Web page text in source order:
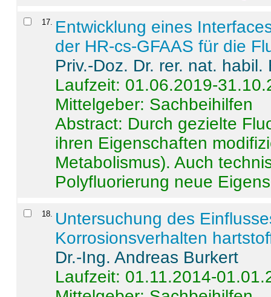
17
Entwicklung eines
der HR-cs-GFAAS für die
Priv.-Doz. Dr. rer. nat.
Laufzeit: 01.06.2019-
Mittelgeber: Sachbeihilfen
Abstract: Durch gezielte
ihren Eigenschaften
Metabolismus). Auch
Polyfluorierung neue
18
Untersuchung des
Korrosionsverhalten
Dr.-Ing. Andreas Burkert
Laufzeit: 01.11.2014-